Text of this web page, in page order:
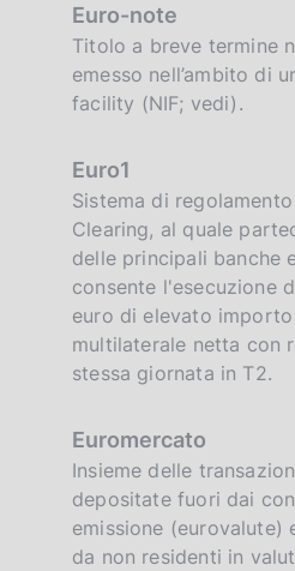
Euro-note
Titolo a breve termine
emesso nell’ambito di
facility (NIF; vedi).
Euro1
Sistema di
Clearing, al quale
delle principali banche
consente l'esecuzione
euro di elevato importo
multilaterale netta con
stessa giornata in T2.
Euromercato
Insieme delle
depositate fuori dai
emissione (eurovalute)
da non residenti in